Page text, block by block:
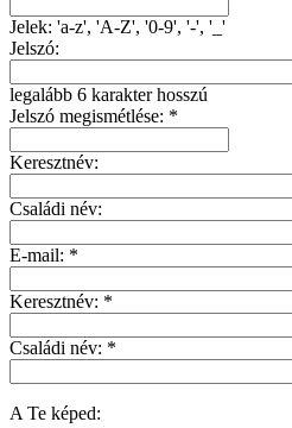
Jelek: 'a-z', 'A-Z', '0-9', '-', '_'
Jelszó:
legalább 6 karakter hosszú
Jelszó megismétlése: *
Keresztnév:
Családi név:
E-mail: *
Keresztnév: *
Családi név: *
A Te képed: